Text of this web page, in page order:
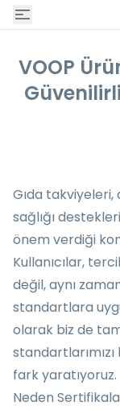
VOOP
Gıda
sağlığı
önem verdiği
Kullanıcılar,
değil, aynı
standartlara
olarak biz de
fark yaratıyoruz.
Neden